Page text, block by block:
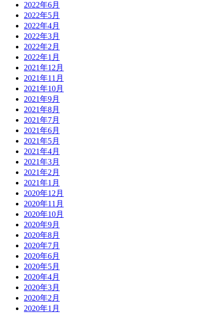
2022年6月
2022年5月
2022年4月
2022年3月
2022年2月
2022年1月
2021年12月
2021年11月
2021年10月
2021年9月
2021年8月
2021年7月
2021年6月
2021年5月
2021年4月
2021年3月
2021年2月
2021年1月
2020年12月
2020年11月
2020年10月
2020年9月
2020年8月
2020年7月
2020年6月
2020年5月
2020年4月
2020年3月
2020年2月
2020年1月